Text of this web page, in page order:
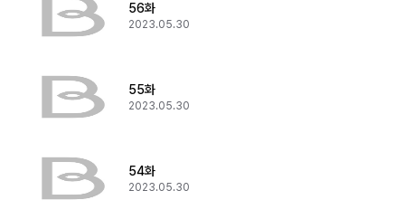
56화
2023.05.30
55화
2023.05.30
54화
2023.05.30